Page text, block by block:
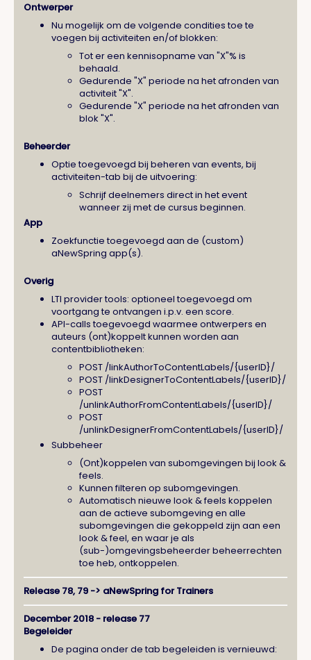
Ontwerper
Nu mogelijk om de volgende condities toe te
voegen bij activiteiten en/of blokken:
Tot er een kennisopname van "X"% is
behaald.
Gedurende "X" periode na het afronden van
activiteit "X".
Gedurende "X" periode na het afronden van
blok "X".
Beheerder
Optie toegevoegd bij beheren van events, bij
activiteiten-tab bij de uitvoering:
Schrijf deelnemers direct in het event
wanneer zij met de cursus beginnen.
App
Zoekfunctie toegevoegd aan de (custom)
aNewSpring app(s).
Overig
LTI provider tools: optioneel toegevoegd om
voortgang te ontvangen i.p.v. een score.
API-calls toegevoegd waarmee ontwerpers en
auteurs (ont)koppelt kunnen worden aan
contentbibliotheken:
POST /linkAuthorToContentLabels/{userID}/
POST /linkDesignerToContentLabels/{userID}/
POST
/unlinkAuthorFromContentLabels/{userID}/
POST
/unlinkDesignerFromContentLabels/{userID}/
Subbeheer
(Ont)koppelen van subomgevingen bij look &
feels.
Kunnen filteren op subomgevingen.
Automatisch nieuwe look & feels koppelen
aan de actieve subomgeving en alle
subomgevingen die gekoppeld zijn aan een
look & feel, en waar je als
(sub-)omgevingsbeheerder beheerrechten
toe heb, ontkoppelen.
Release 78, 79 -> aNewSpring for Trainers
December 2018 - release 77
Begeleider
De pagina onder de tab begeleiden is vernieuwd: